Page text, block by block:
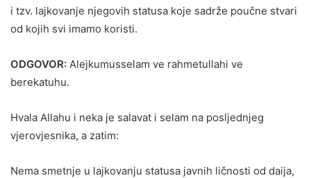
i tzv. lajkovanje njegovih statusa koje sadrže poučne stvari
od kojih svi imamo koristi.
ODGOVOR: Alejkumusselam ve rahmetullahi ve
berekatuhu.
Hvala Allahu i neka je salavat i selam na posljednjeg
vjerovjesnika, a zatim:
Nema smetnje u lajkovanju statusa javnih ličnosti od daija,